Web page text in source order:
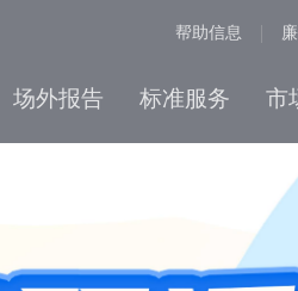
帮助信息
场外报告 标准服务 市